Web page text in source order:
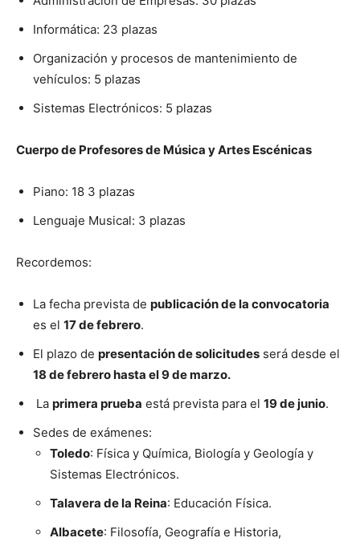
Informática: 23 plazas
Organización y procesos de mantenimiento de
vehículos: 5 plazas
Sistemas Electrónicos: 5 plazas
Cuerpo de Profesores de Música y Artes Escénicas
Piano: 18 3 plazas
Lenguaje Musical: 3 plazas
Recordemos:
La fecha prevista de publicación de la convocatoria
es el 17 de febrero.
El plazo de presentación de solicitudes será desde el
18 de febrero hasta el 9 de marzo.
La primera prueba está prevista para el 19 de junio.
Sedes de exámenes:
Toledo: Física y Química, Biología y Geología y
Sistemas Electrónicos.
Talavera de la Reina: Educación Física.
Albacete: Filosofía, Geografía e Historia,